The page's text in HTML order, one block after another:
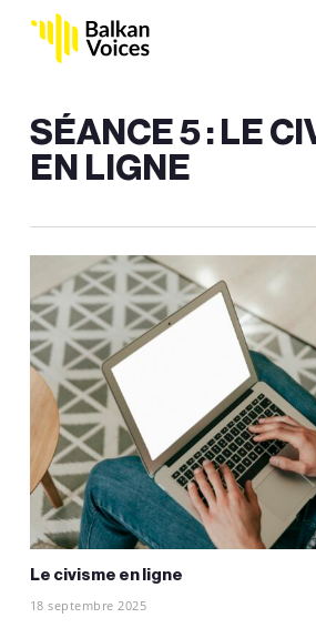
Skip
content
SÉANCE 5 : LE
EN LIGNE
Le civisme en ligne
18 septembre 2025